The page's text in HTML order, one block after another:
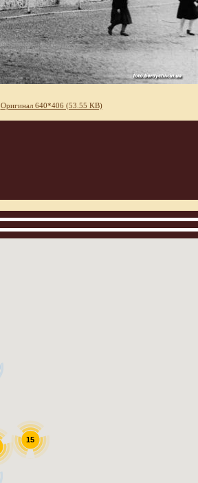
Оригинал 640*406 (53.55 KB)
15